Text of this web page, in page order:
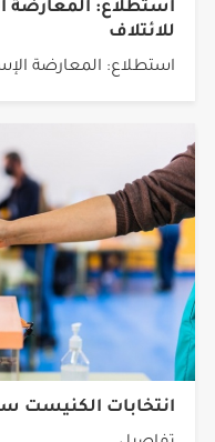
للائتلاف
استطلاع: المعارضة الإسرائيلية 62 مقعداً
انتخابات الكنيست ستُجرى